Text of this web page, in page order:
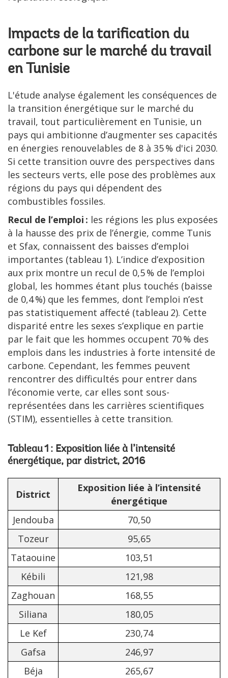
Impacts de la tarification du
carbone sur le marché du travail
en Tunisie
L'étude analyse également les conséquences de
la transition énergétique sur le marché du
travail, tout particulièrement en Tunisie, un
pays qui ambitionne d’augmenter ses capacités
en énergies renouvelables de 8 à 35 % d'ici 2030.
Si cette transition ouvre des perspectives dans
les secteurs verts, elle pose des problèmes aux
régions du pays qui dépendent des
combustibles fossiles.
Recul de l’emploi : les régions les plus exposées
à la hausse des prix de l’énergie, comme Tunis
et Sfax, connaissent des baisses d’emploi
importantes (tableau 1). L’indice d’exposition
aux prix montre un recul de 0,5 % de l’emploi
global, les hommes étant plus touchés (baisse
de 0,4 %) que les femmes, dont l’emploi n’est
pas statistiquement affecté (tableau 2). Cette
disparité entre les sexes s’explique en partie
par le fait que les hommes occupent 70 % des
emplois dans les industries à forte intensité de
carbone. Cependant, les femmes peuvent
rencontrer des difficultés pour entrer dans
l’économie verte, car elles sont sous-
représentées dans les carrières scientifiques
(STIM), essentielles à cette transition.
Tableau 1 : Exposition liée à l’intensité
énergétique, par district, 2016
District
Exposition liée à l’intensité
énergétique
Jendouba
70,50
Tozeur
95,65
Tataouine
103,51
Kébili
121,98
Zaghouan
168,55
Siliana
180,05
Le Kef
230,74
Gafsa
246,97
Béja
265,67